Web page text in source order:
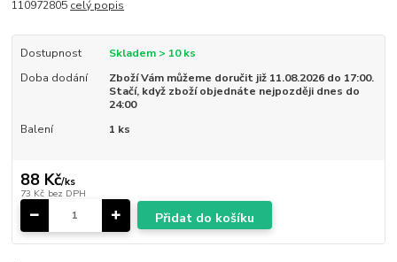
110972805 celý popis
Dostupnost
Skladem > 10 ks
Doba dodání
Zboží Vám můžeme doručit již 11.08.2026 do 17:00.
Stačí, když zboží objednáte nejpozději dnes do
24:00
Balení
1 ks
88 Kč/ks
73 Kč bez DPH
Přidat do košíku